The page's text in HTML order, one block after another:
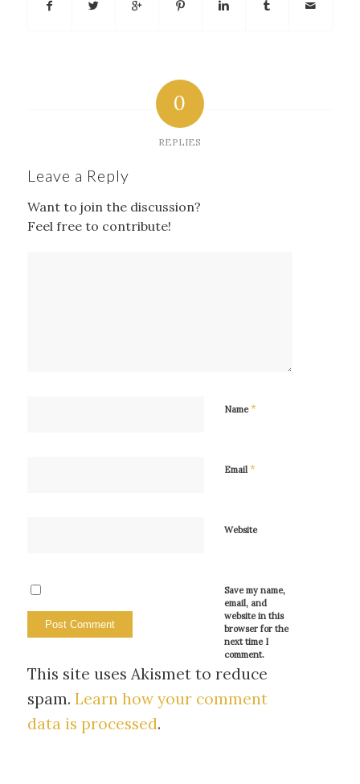
0
REPLIES
Leave a Reply
Want to join the discussion?
Feel free to contribute!
Name*
Email *
Website
Save my name,
email, and
website in this
browser for the
next time I
comment.
This site uses Akismet to reduce
spam. Learn how your comment
data is processed.